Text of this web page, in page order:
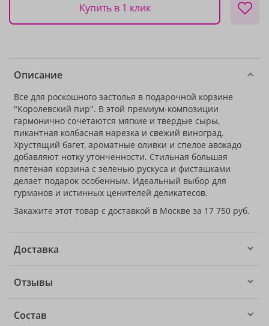
Купить в 1 клик
Описание
Все для роскошного застолья в подарочной корзине
"Королевский пир". В этой премиум-композиции
гармонично сочетаются мягкие и твердые сыры,
пикантная колбасная нарезка и свежий виноград.
Хрустящий багет, ароматные оливки и спелое авокадо
добавляют нотку утонченности. Стильная большая
плетеная корзина с зеленью рускуса и фисташками
делает подарок особенным. Идеальный выбор для
гурманов и истинных ценителей деликатесов.
Закажите этот товар с доставкой в Москве за 17 750 руб.
Доставка
Отзывы
Состав